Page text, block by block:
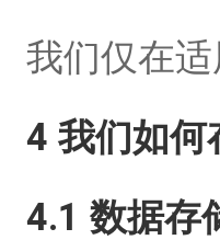
我们仅在
4 我们如何
4.1 数据存